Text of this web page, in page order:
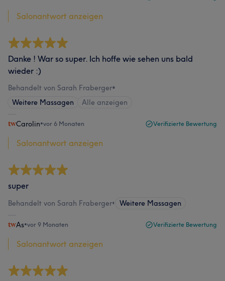
Salonantwort anzeigen
Danke ! War so super. Ich hoffe wie sehen uns bald
wieder :)
Behandelt von Sarah Fraberger•
Weitere Massagen
Alle anzeigen
Carolin•vor 6 Monaten Verifizierte Bewertung
Salonantwort anzeigen
super
Behandelt von Sarah Fraberger• Weitere Massagen
As•vor 9 Monaten Verifizierte Bewertung
Salonantwort anzeigen